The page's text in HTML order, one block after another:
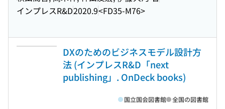
インプレスR&D2020.9<FD35-M76>
DXのためのビジネスモデル設計方
法 (インプレスR&D「next
publishing」. OnDeck books)
国立国会図書館 全国の図書館